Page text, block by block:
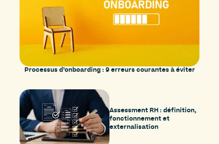
Processus d’onboarding : 9 erreurs courantes à éviter
Assessment RH : définition,
fonctionnement et
externalisation